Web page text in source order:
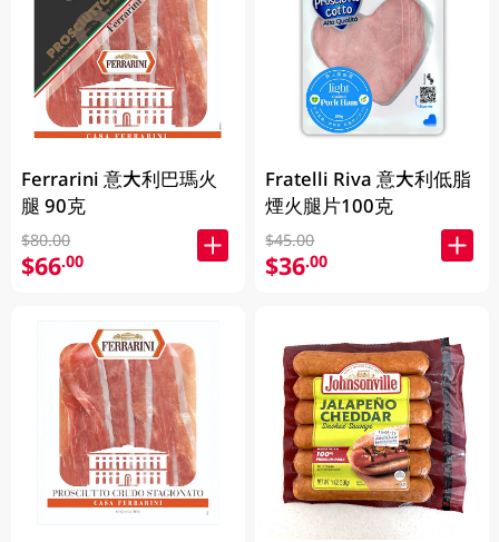
Ferrarini 意大利巴瑪火
腿 90克
$80.00
$66.00
Fratelli Riva 意大利低脂
煙火腿片100克
$45.00
$36.00